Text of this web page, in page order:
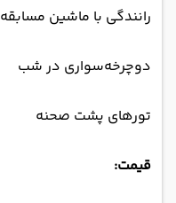
رانندگی با ماشین مسابقه
دوچرخه‌سواری در شب
تورهای پشت صحنه
قیمت: